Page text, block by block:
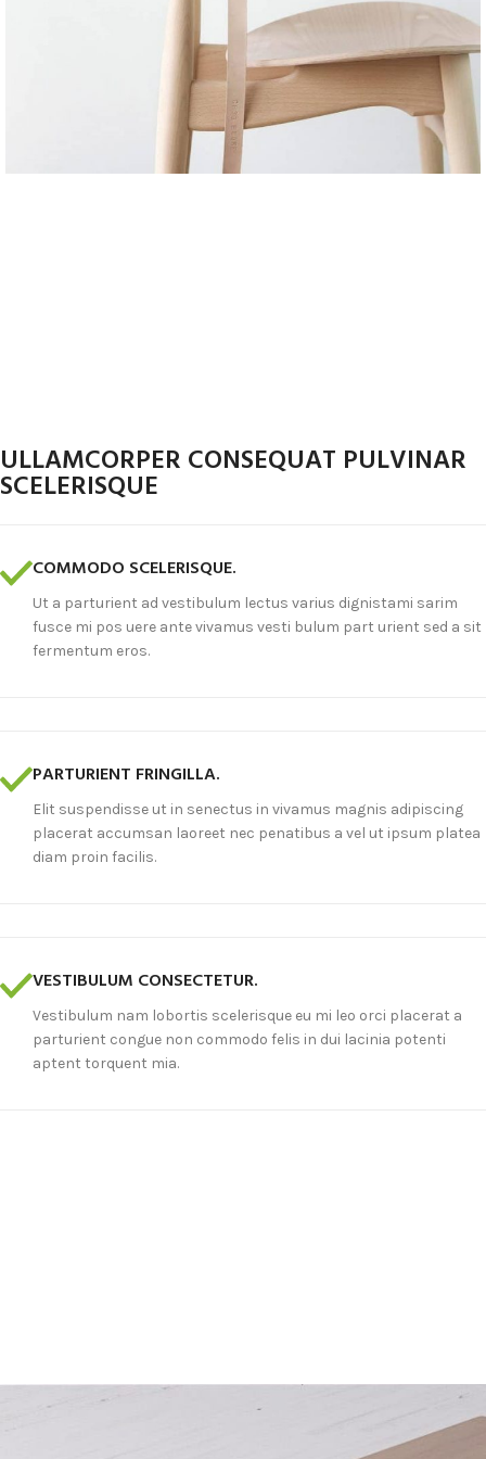
ULLAMCORPER CONSEQUAT PULVINAR
SCELERISQUE
COMMODO SCELERISQUE.
Ut a parturient ad vestibulum lectus varius dignistami sarim
fusce mi pos uere ante vivamus vesti bulum part urient sed a sit
fermentum eros.
PARTURIENT FRINGILLA.
Elit suspendisse ut in senectus in vivamus magnis adipiscing
placerat accumsan laoreet nec penatibus a vel ut ipsum platea
diam proin facilis.
VESTIBULUM CONSECTETUR.
Vestibulum nam lobortis scelerisque eu mi leo orci placerat a
parturient congue non commodo felis in dui lacinia potenti
aptent torquent mia.